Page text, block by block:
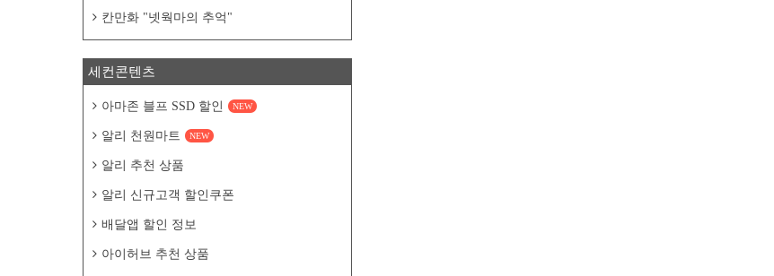
칸만화 "넷웍마의 추억"
세컨콘텐츠
아마존 블프 SSD 할인 NEW
알리 천원마트 NEW
알리 추천 상품
알리 신규고객 할인쿠폰
배달앱 할인 정보
아이허브 추천 상품